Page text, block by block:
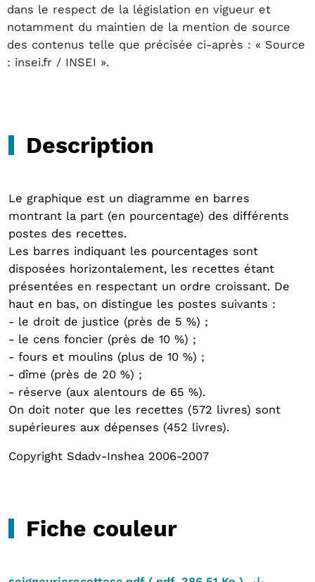
dans le respect de la législation en vigueur et
notamment du maintien de la mention de source
des contenus telle que précisée ci-après : « Source
: insei.fr / INSEI ».
Description
Le graphique est un diagramme en barres
montrant la part (en pourcentage) des différents
postes des recettes.
Les barres indiquant les pourcentages sont
disposées horizontalement, les recettes étant
présentées en respectant un ordre croissant. De
haut en bas, on distingue les postes suivants :
- le droit de justice (près de 5 %) ;
- le cens foncier (près de 10 %) ;
- fours et moulins (plus de 10 %) ;
- dîme (près de 20 %) ;
- réserve (aux alentours de 65 %).
On doit noter que les recettes (572 livres) sont
supérieures aux dépenses (452 livres).
Copyright Sdadv-Inshea 2006-2007
Fiche couleur